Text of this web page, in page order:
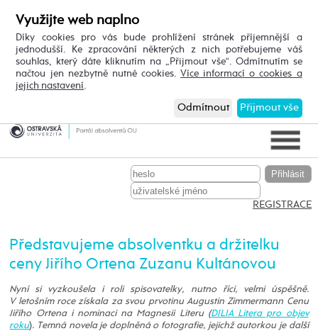
Využijte web naplno
Díky cookies pro vás bude prohlížení stránek příjemnější a
jednodušší. Ke zpracování některých z nich potřebujeme váš
souhlas, který dáte kliknutím na „Přijmout vše“. Odmítnutím se
načtou jen nezbytně nutné cookies.Více informací o cookies a
jejich nastavení
Přijmout vše
Odmítnout
REGISTRACE
Představujeme absolventku a držitelku
ceny Jiřího Ortena Zuzanu Kultánovou
Nyní si vyzkoušela i roli spisovatelky, nutno říci, velmi úspěšně.
V letošním roce získala za svou prvotinu Augustin Zimmermann Cenu
Jiřího Ortena i nominaci na Magnesii Literu (DILIA Litera pro objev
roku). Temná novela je doplněná o fotografie, jejichž autorkou je další